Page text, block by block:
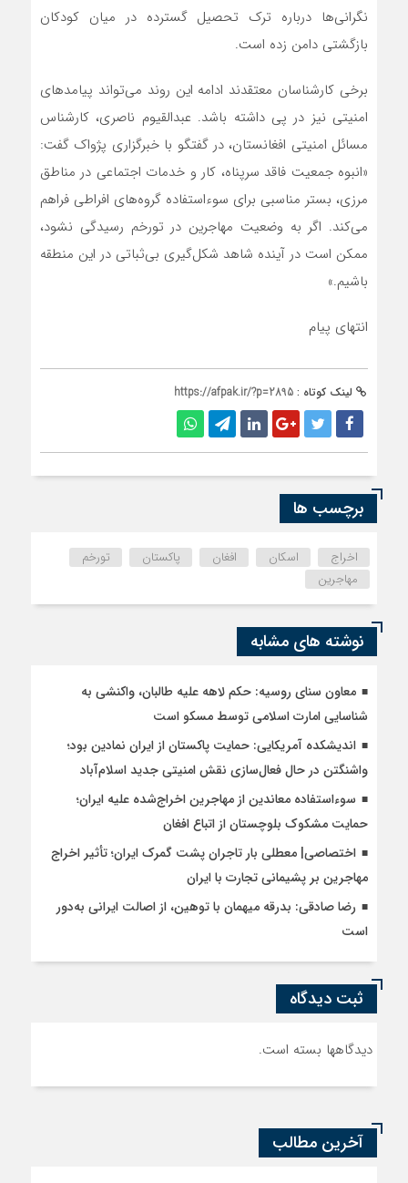
نگرانی‌ها درباره ترک تحصیل گسترده در میان کودکان
بازگشتی دامن زده است.
برخی کارشناسان معتقدند ادامه این روند می‌تواند پیامدهای
امنیتی نیز در پی داشته باشد. عبدالقیوم ناصری، کارشناس
مسائل امنیتی افغانستان، در گفتگو با خبرگزاری پژواک گفت:
«انبوه جمعیت فاقد سرپناه، کار و خدمات اجتماعی در مناطق
مرزی، بستر مناسبی برای سوءاستفاده گروه‌های افراطی فراهم
می‌کند. اگر به وضعیت مهاجرین در تورخم رسیدگی نشود،
ممکن است در آینده شاهد شکل‌گیری بی‌ثباتی در این منطقه
باشیم.»
انتهای پیام
لینک کوتاه : https://afpak.ir/?p=2895
برچسب ها
اخراج اسکان افغان پاکستان
تورخم
مهاجرین
نوشته های مشابه
معاون سنای روسیه: حکم لاهه علیه طالبان، واکنشی به
شناسایی امارت اسلامی توسط مسکو است
اندیشکده آمریکایی: حمایت پاکستان از ایران نمادین بود؛
واشنگتن در حال فعال‌سازی نقش امنیتی جدید اسلام‌آباد
سوءاستفاده معاندین از مهاجرین اخراج‌شده علیه ایران؛
حمایت مشکوک بلوچستان از اتباع افغان
اختصاصی| معطلی بار تاجران پشت گمرک ایران؛ تأثیر اخراج
مهاجرین بر پشیمانی تجارت با ایران
رضا صادقی: بدرقه میهمان با توهین، از اصالت ایرانی به‌دور
است
ثبت دیدگاه
دیدگاهها بسته است.
آخرین مطالب